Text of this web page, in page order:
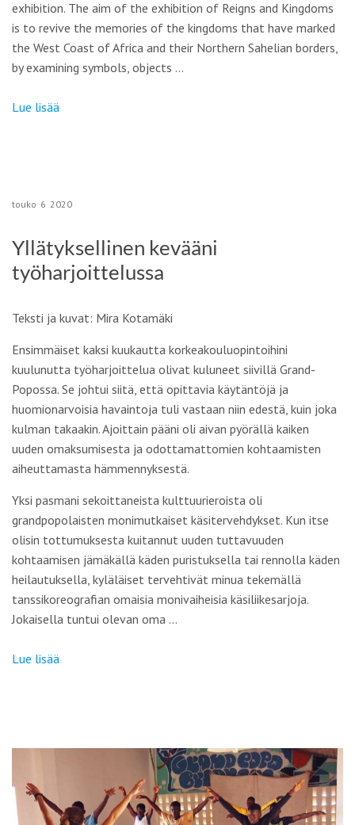
exhibition. The aim of the exhibition of Reigns and Kingdoms
is to revive the memories of the kingdoms that have marked
the West Coast of Africa and their Northern Sahelian borders,
by examining symbols, objects …
Lue lisää
touko 6 2020
Yllätyksellinen kevääni
työharjoittelussa
Teksti ja kuvat: Mira Kotamäki
Ensimmäiset kaksi kuukautta korkeakouluopintoihini
kuulunutta työharjoittelua olivat kuluneet siivillä Grand-
Popossa. Se johtui siitä, että opittavia käytäntöjä ja
huomionarvoisia havaintoja tuli vastaan niin edestä, kuin joka
kulman takaakin. Ajoittain pääni oli aivan pyörällä kaiken
uuden omaksumisesta ja odottamattomien kohtaamisten
aiheuttamasta hämmennyksestä.
Yksi pasmani sekoittaneista kulttuurieroista oli
grandpopolaisten monimutkaiset käsitervehdykset. Kun itse
olisin tottumuksesta kuitannut uuden tuttavuuden
kohtaamisen jämäkällä käden puristuksella tai rennolla käden
heilautuksella, kyläläiset tervehtivät minua tekemällä
tanssikoreografian omaisia monivaiheisia käsiliikesarjoja.
Jokaisella tuntui olevan oma …
Lue lisää